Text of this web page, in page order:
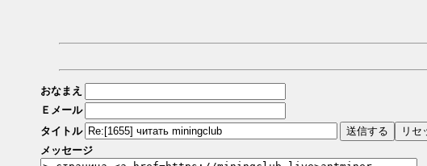
おなまえ
Ｅメール
タイトル
メッセージ